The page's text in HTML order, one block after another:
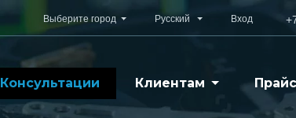
Консультации Клиентам Прайс
Выберите город Русский Вход